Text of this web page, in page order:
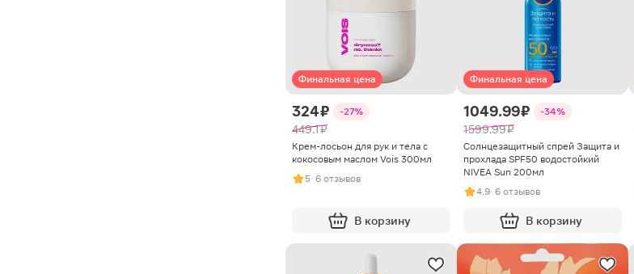
Финальная цена
324 ₽ -27%
449.1 ₽
Крем-лосьон для рук и тела с
кокосовым маслом Vois 300мл
5· 6 отзывов
В корзину
Финальная цена
1049.99 ₽ -34%
1599.99 ₽
Солнцезащитный спрей Защита и
прохлада SPF50 водостойкий
NIVEA Sun 200мл
4.9· 6 отзывов
В корзину